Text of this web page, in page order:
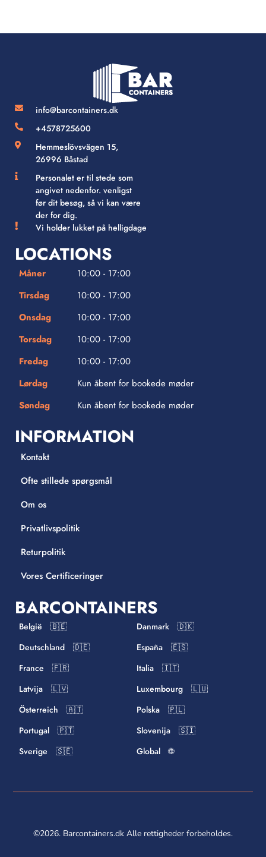
info@barcontainers.dk
+4578725600
Hemmeslövsvägen 15,
26996 Båstad
Personalet er til stede som
angivet nedenfor. venligst
før dit besøg, så vi kan være
der for dig.
Vi holder lukket på helligdage
LOCATIONS
Måner
10:00 - 17:00
Tirsdag
10:00 - 17:00
Onsdag
10:00 - 17:00
Torsdag
10:00 - 17:00
Fredag
10:00 - 17:00
Lørdag
Kun åbent for bookede møder
Søndag
Kun åbent for bookede møder
INFORMATION
Kontakt
Ofte stillede spørgsmål
Om os
Privatlivspolitik
Returpolitik
Vores Certificeringer
BARCONTAINERS
België 🇧🇪
Danmark 🇩🇰
Deutschland 🇩🇪
España 🇪🇸
France 🇫🇷
Italia 🇮🇹
Latvija 🇱🇻
Luxembourg 🇱🇺
Österreich 🇦🇹
Polska 🇵🇱
Portugal 🇵🇹
Slovenija 🇸🇮
Sverige 🇸🇪
Global 🌐
©2026. Barcontainers.dk Alle rettigheder forbeholdes.